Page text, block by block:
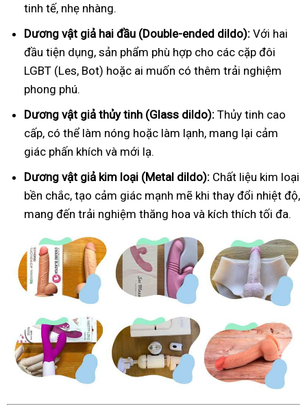
tinh tế, nhẹ nhàng.
Dương vật giả hai đầu (Double-ended dildo): Với hai
đầu tiện dụng, sản phẩm phù hợp cho các cặp đôi
LGBT (Les, Bot) hoặc ai muốn có thêm trải nghiệm
phong phú.
Dương vật giả thủy tinh (Glass dildo): Thủy tinh cao
cấp, có thể làm nóng hoặc làm lạnh, mang lại cảm
giác phấn khích và mới lạ.
Dương vật giả kim loại (Metal dildo): Chất liệu kim loại
bền chắc, tạo cảm giác mạnh mẽ khi thay đổi nhiệt độ,
mang đến trải nghiệm thăng hoa và kích thích tối đa.